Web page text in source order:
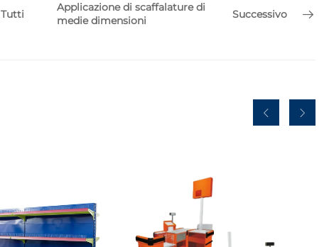
Tutti
Applicazione di scaffalature di
medie dimensioni
Successivo